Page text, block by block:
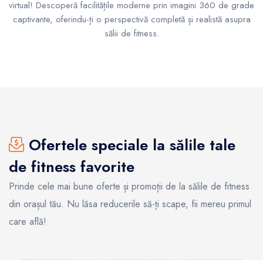
virtual! Descoperă facilitățile moderne prin imagini 360 de grade
captivante, oferindu-ți o perspectivă completă și realistă asupra
sălii de fitness.
Ofertele speciale la sălile tale
de fitness favorite
Prinde cele mai bune oferte și promoții de la sălile de fitness
din orașul tău. Nu lăsa reducerile să-ți scape, fii mereu primul
care află!